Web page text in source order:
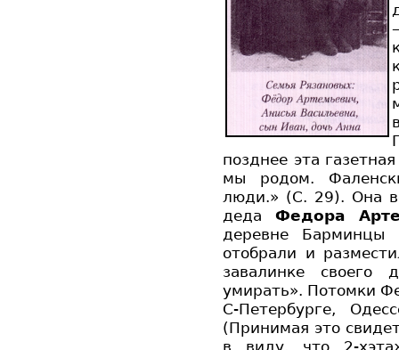
позднее эта
мы родом.
люди.» (С. 29). Она
деда Федора
деревне
отобрали и
завалинке своего
умирать». Потомки
С-Петербурге,
(Принимая это